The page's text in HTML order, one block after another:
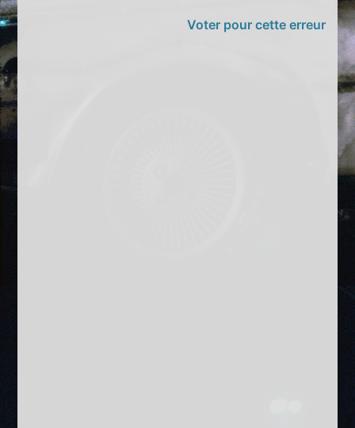
Voter pour cette erreur